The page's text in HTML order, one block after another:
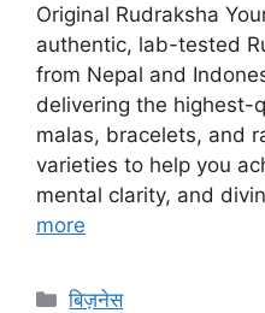
Original Rudraksha
authentic, lab-tested
from Nepal and
delivering the highest-
malas, bracelets, and
varieties to help you
mental clarity, and
more
Categories
बिज़नेस